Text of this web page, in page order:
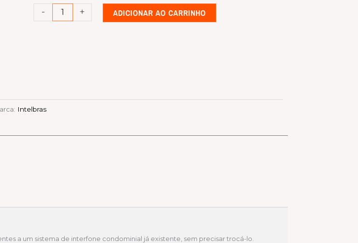
-
Fi
para
+ ADICIONAR AO CARRINHO
Intelbras
a um sistema de interfone condominial já existente, sem precisar trocá-lo.